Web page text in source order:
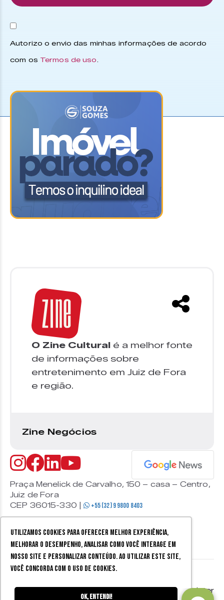
Utilizamos cookies para oferecer melhor experiência,
melhorar o desempenho, analisar como você interage em
nosso site e personalizar conteúdo. Ao utilizar este site,
você concorda com o uso de cookies.
Ok, entendi!
Autorizo o envio das minhas informações de acordo
com os Termos de uso.
O Zine Cultural é a melhor fonte
de informações sobre
entretenimento em Juiz de Fora
e região.
Zine Negócios
Praça Menelick de Carvalho, 150 – casa – Centro,
Juiz de Fora
CEP 36015-330 |
+55 (32) 9 9800 8403
os direitos reservados.
Mobister